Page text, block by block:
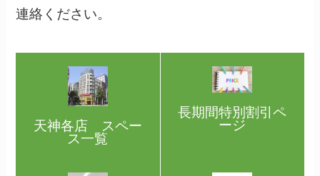
連絡ください。
天神各店 スペー
ス一覧
長期間特別割引ペ
ージ